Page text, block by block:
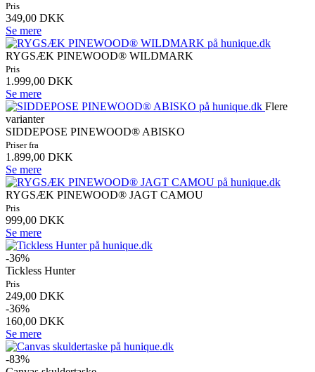
Pris
349,00 DKK
Se mere
RYGSÆK PINEWOOD® WILDMARK
Pris
1.999,00 DKK
Se mere
Flere
varianter
SIDDEPOSE PINEWOOD® ABISKO
Priser fra
1.899,00 DKK
Se mere
RYGSÆK PINEWOOD® JAGT CAMOU
Pris
999,00 DKK
Se mere
-36%
Tickless Hunter
Pris
249,00 DKK
-36%
160,00 DKK
Se mere
-83%